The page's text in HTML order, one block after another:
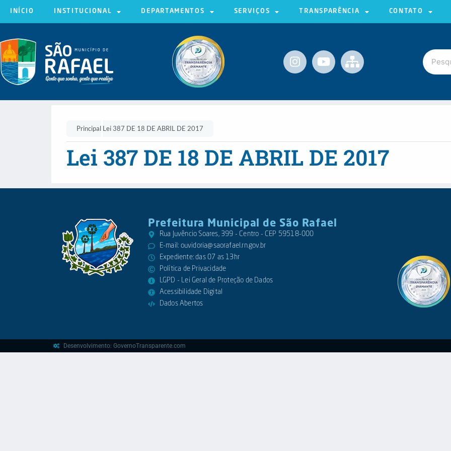
INÍCIO INSTITUCIONAL DEPARTAMENTOS SERVIÇOS TRANSPARÊNCIA CONTATO
Principal Lei 387 DE 18 DE ABRIL DE 2017
Lei 387 DE 18 DE ABRIL DE 2017
Prefeitura Municipal de São Rafael
Rua Juvêncio Soares, 399 - Centro - CEP 59518-000
E-mail: ouvidoria@saorafael.rn.gov.br
Expediente: das 07 as 13hr
Política de Privacidade
LGPD - Lei Geral de Proteção de Dados
Acessibilidade Digital
Dados Abertos
Desenvolvimento: GovernoTransparente.com